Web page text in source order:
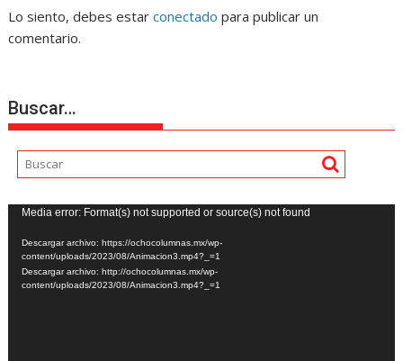
Lo siento, debes estarconectado para publicar un
comentario.
Buscar…
Reproductor
de
vídeo
Media error: Format(s) not supported or source(s) not found
Descargar archivo: https://ochocolumnas.mx/wp-
content/uploads/2023/08/Animacion3.mp4?_=1
Descargar archivo: http://ochocolumnas.mx/wp-
content/uploads/2023/08/Animacion3.mp4?_=1